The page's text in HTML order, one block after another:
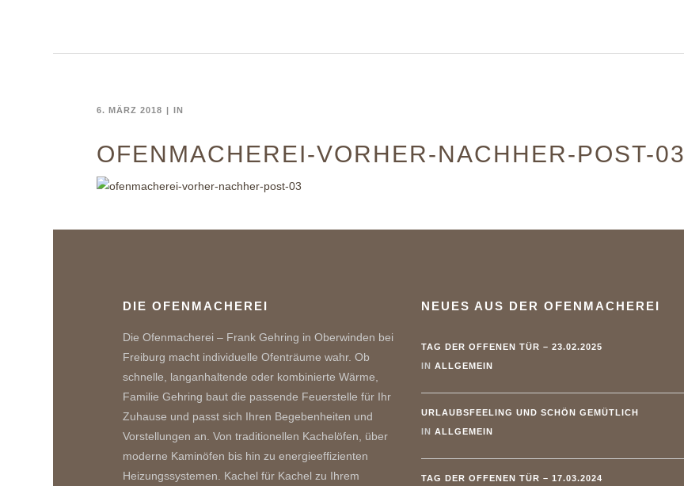
6. MÄRZ 2018 IN
OFENMACHEREI-VORHER-NACHHER-POST-03
DIE OFENMACHEREI
Die Ofenmacherei – Frank Gehring in Oberwinden bei
Freiburg macht individuelle Ofenträume wahr. Ob
schnelle, langanhaltende oder kombinierte Wärme,
Familie Gehring baut die passende Feuerstelle für Ihr
Zuhause und passt sich Ihren Begebenheiten und
Vorstellungen an. Von traditionellen Kachelöfen, über
moderne Kaminöfen bis hin zu energieeffizienten
Heizungssystemen. Kachel für Kachel zu Ihrem
NEUES AUS DER OFENMACHEREI
TAG DER OFFENEN TÜR – 23.02.2025
IN ALLGEMEIN
URLAUBSFEELING UND SCHÖN GEMÜTLICH
IN ALLGEMEIN
TAG DER OFFENEN TÜR – 17.03.2024